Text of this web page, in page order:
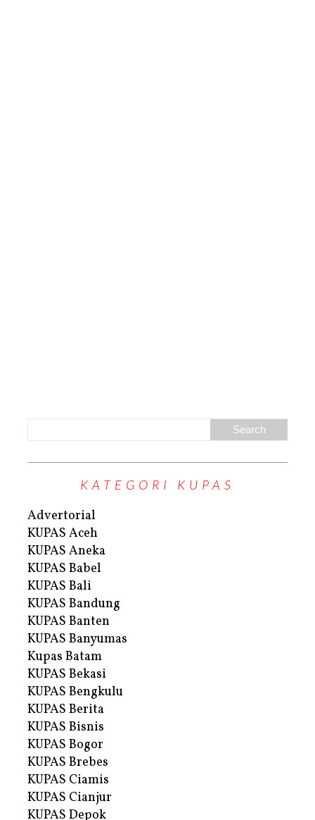
KATEGORI KUPAS
Advertorial
KUPAS Aceh
KUPAS Aneka
KUPAS Babel
KUPAS Bali
KUPAS Bandung
KUPAS Banten
KUPAS Banyumas
Kupas Batam
KUPAS Bekasi
KUPAS Bengkulu
KUPAS Berita
KUPAS Bisnis
KUPAS Bogor
KUPAS Brebes
KUPAS Ciamis
KUPAS Cianjur
KUPAS Depok